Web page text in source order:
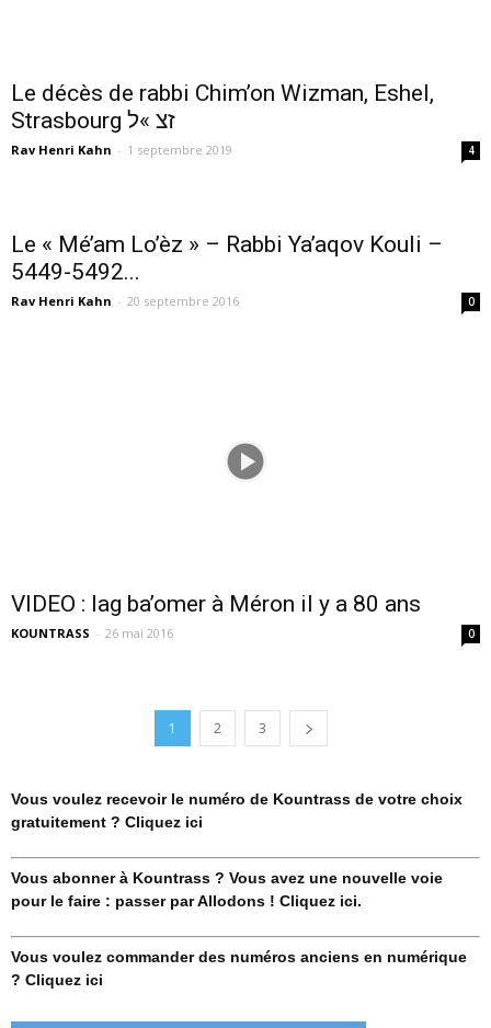
Le décès de rabbi Chim’on Wizman, Eshel,
Strasbourg זצ »ל
Rav Henri Kahn - 1 septembre 2019 4
Le « Mé’am Lo’èz » – Rabbi Ya’aqov Kouli –
5449-5492...
Rav Henri Kahn - 20 septembre 2016 0
VIDEO : lag ba’omer à Méron il y a 80 ans
KOUNTRASS - 26 mai 2016 0
1 2 3
Vous voulez recevoir le numéro de Kountrass de votre choix
gratuitement ? Cliquez ici
Vous abonner à Kountrass ? Vous avez une nouvelle voie
pour le faire : passer par Allodons ! Cliquez ici.
Vous voulez commander des numéros anciens en numérique
? Cliquez ici